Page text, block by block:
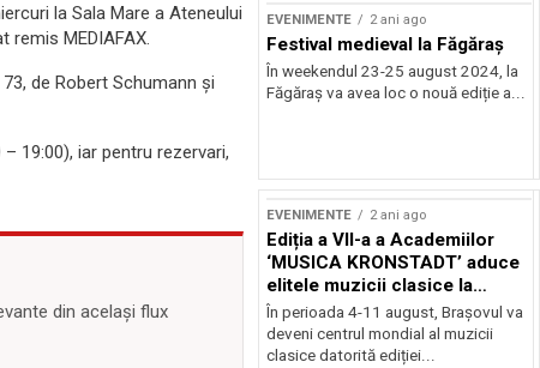
la Sala Mare a Ateneului
remis MEDIAFAX.
de Robert Schumann şi
19:00), iar pentru rezervari,
din același flux
EVENIMENTE 2 ani ago
Festival medieval la Făgăraș
În weekendul 23-25 august 2024, la
Făgăraș va avea loc o nouă ediție a...
EVENIMENTE 2 ani ago
Ediția a VII-a a Academiilor
‘MUSICA KRONSTADT’ aduce
elitele muzicii clasice la
Brașov
În perioada 4-11 august, Brașovul va
deveni centrul mondial al muzicii
clasice datorită ediției...